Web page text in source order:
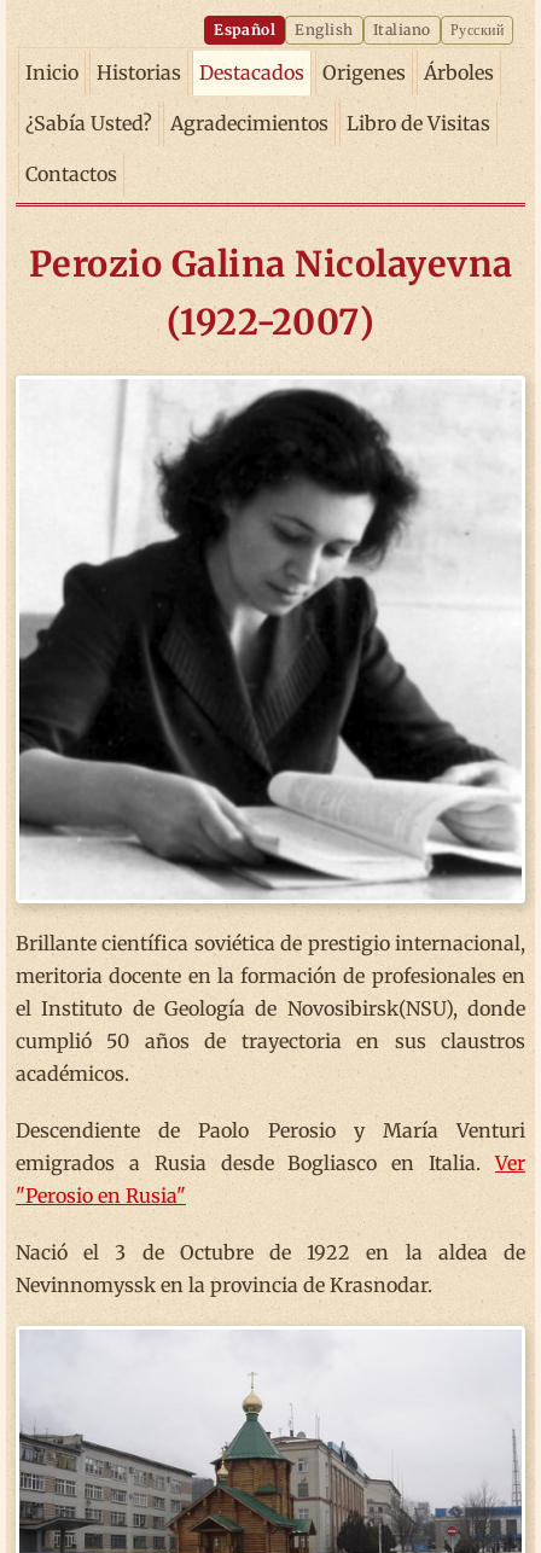
Español English Italiano Русский
Inicio Historias Destacados Origenes Árboles
¿Sabía Usted? Agradecimientos Libro de Visitas
Contactos
Perozio Galina Nicolayevna
(1922-2007)
Brillante científica soviética de prestigio internacional,
meritoria docente en la formación de profesionales en
el Instituto de Geología de Novosibirsk(NSU), donde
cumplió 50 años de trayectoria en sus claustros
académicos.
Descendiente de Paolo Perosio y María Venturi
emigrados a Rusia desde Bogliasco en Italia.Ver
"Perosio en Rusia"
Nació el 3 de Octubre de 1922 en la aldea de
Nevinnomyssk en la provincia de Krasnodar.